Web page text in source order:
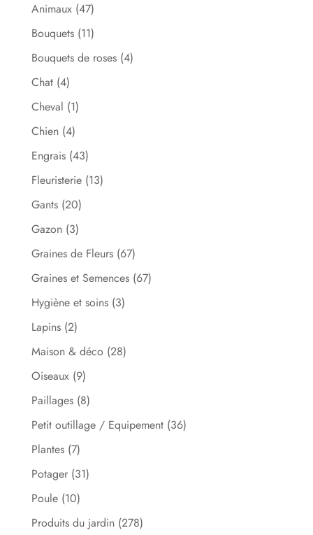
Animaux (47)
Bouquets (11)
Bouquets de roses (4)
Chat (4)
Cheval (1)
Chien (4)
Engrais (43)
Fleuristerie (13)
Gants (20)
Gazon (3)
Graines de Fleurs (67)
Graines et Semences (67)
Hygiène et soins (3)
Lapins (2)
Maison & déco (28)
Oiseaux (9)
Paillages (8)
Petit outillage / Equipement (36)
Plantes (7)
Potager (31)
Poule (10)
Produits du jardin (278)